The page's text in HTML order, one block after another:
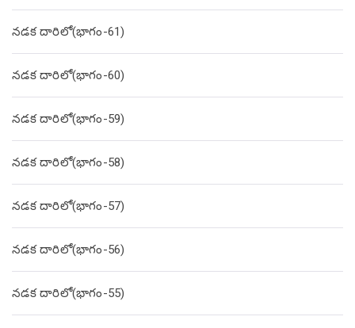
నడక దారిలో(భాగం-61)
నడక దారిలో(భాగం-60)
నడక దారిలో(భాగం-59)
నడక దారిలో(భాగం-58)
నడక దారిలో(భాగం-57)
నడక దారిలో(భాగం-56)
నడక దారిలో(భాగం-55)